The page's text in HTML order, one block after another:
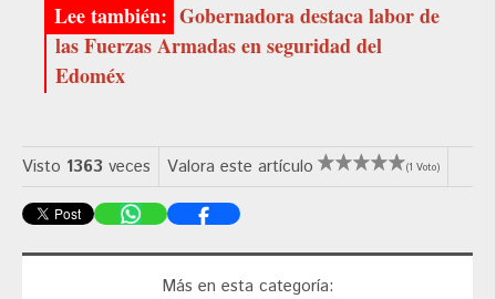
Gobernadora destaca labor de
las Fuerzas Armadas en seguridad del
Edoméx
Visto 1363 veces Valora este artículo (1 Voto)
Más en esta categoría: